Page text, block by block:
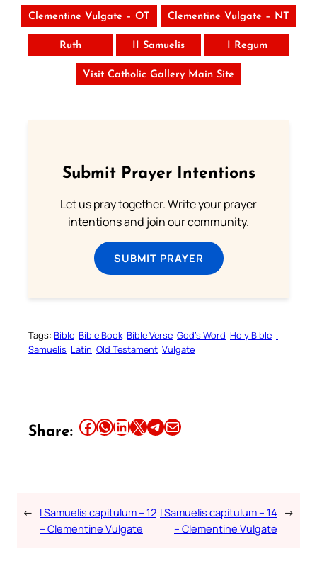
Clementine Vulgate – OT Clementine Vulgate – NT
Ruth II Samuelis I Regum
Visit Catholic Gallery Main Site
Submit Prayer Intentions
Let us pray together. Write your prayer
intentions and join our community.
SUBMIT PRAYER
Tags: Bible Bible Book Bible Verse God’s Word Holy Bible I
Samuelis Latin Old Testament Vulgate
Share: Share this article on Facebook Share this article on WhatsApp Share this article on LinkedIn Share this article on X Share this article on TelegramEmail this Article
← I Samuelis capitulum – 12
– Clementine Vulgate
I Samuelis capitulum – 14
– Clementine Vulgate
→